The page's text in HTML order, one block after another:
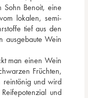
Sohn Benoit, eine
lokalen, semi-
tief aus den
ausgebaute Wein
man einen Wein
Früchten,
reintönig und wird
und